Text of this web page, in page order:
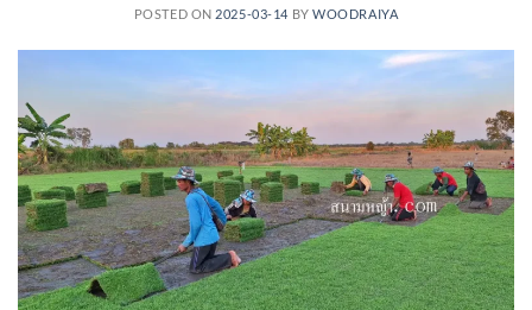
POSTED ON 2025-03-14 BYWOODRAIYA